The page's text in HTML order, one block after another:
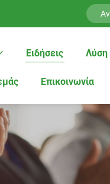
Ειδήσεις Λύση
Επικοινωνία